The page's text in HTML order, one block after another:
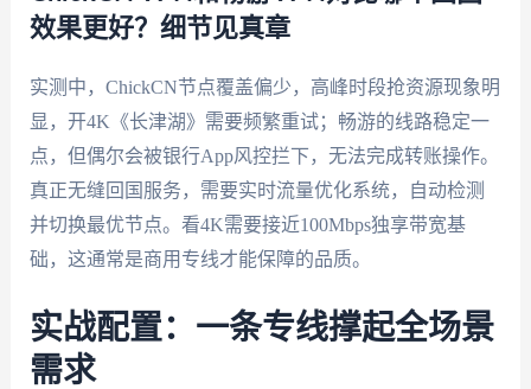
效果更好？细节见真章
实测中，ChickCN节点覆盖偏少，高峰时段抢资源现象明
显，开4K《长津湖》需要频繁重试；畅游的线路稳定一
点，但偶尔会被银行App风控拦下，无法完成转账操作。
真正无缝回国服务，需要实时流量优化系统，自动检测
并切换最优节点。看4K需要接近100Mbps独享带宽基
础，这通常是商用专线才能保障的品质。
实战配置：一条专线撑起全场景
需求